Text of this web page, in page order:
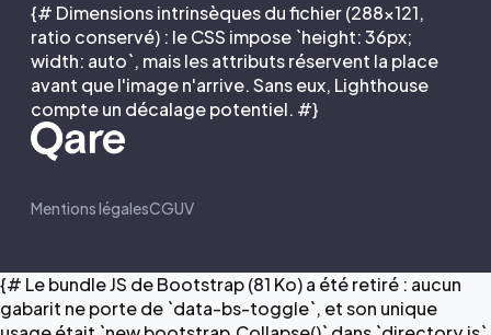
{# Dimensions intrinsèques du fichier (288×121,
ratio conservé) : le CSS impose `height: 36px;
width: auto`, mais les attributs réservent la place
avant que l'image n'arrive. Sans eux, Lighthouse
compte un décalage potentiel. #}
Mentions légalesCGUV
{# Le bundle JS de Bootstrap (81 Ko) a été retiré : aucun
gabarit ne porte de `data-bs-toggle`, et son unique